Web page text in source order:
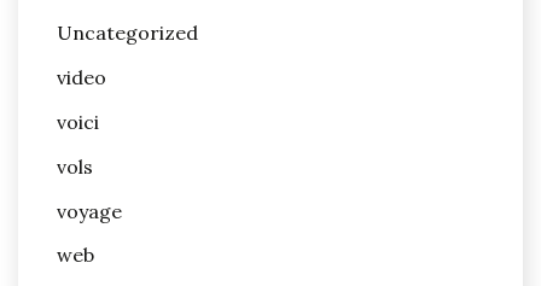
Uncategorized
video
voici
vols
voyage
web